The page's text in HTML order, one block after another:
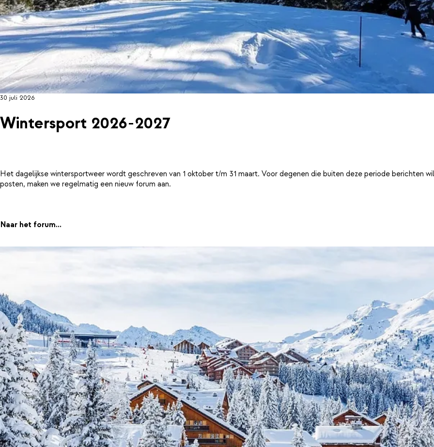
30 juli 2026
Wintersport 2026-2027
Het dagelijkse wintersportweer wordt geschreven van 1 oktober t/m 31 maart. Voor degenen die buiten deze periode berichten
posten, maken we regelmatig een nieuw forum aan.
Naar het forum...